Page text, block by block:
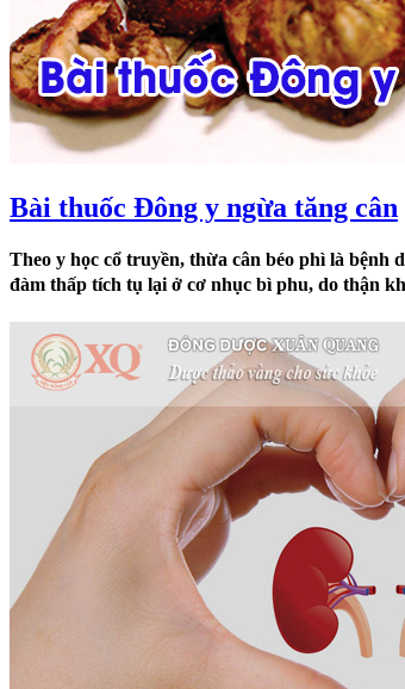
Bài thuốc Đông y ngừa tăng cân
Theo y học cổ truyền, thừa cân béo phì là bệnh
đàm thấp tích tụ lại ở cơ nhục bì phu, do thận